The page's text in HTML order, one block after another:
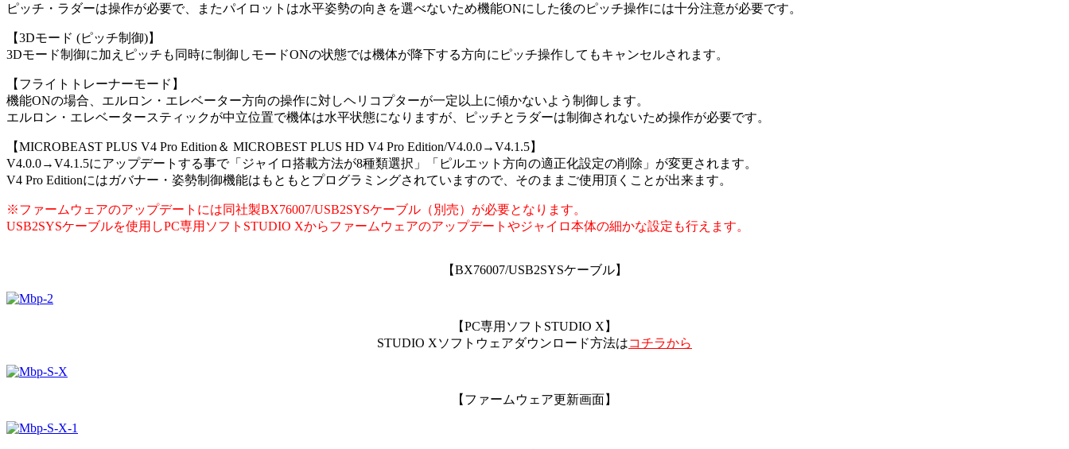
ピッチ・ラダーは操作が必要で、またパイロットは水平姿勢の向きを選べないため機能ONにした後のピッチ操作には十分注意が必要です。
【3Dモード (ピッチ制御)】
3Dモード制御に加えピッチも同時に制御しモードONの状態では機体が降下する方向にピッチ操作してもキャンセルされます。
【フライトトレーナーモード】
機能ONの場合、エルロン・エレベーター方向の操作に対しヘリコプターが一定以上に傾かないよう制御します。
エルロン・エレベータースティックが中立位置で機体は水平状態になりますが、ピッチとラダーは制御されないため操作が必要です。
【MICROBEAST PLUS V4 Pro Edition＆ MICROBEST PLUS HD V4 Pro Edition/V4.0.0→V4.1.5】
V4.0.0→V4.1.5にアップデートする事で「ジャイロ搭載方法が8種類選択」「ピルエット方向の適正化設定の削除」が変更されます。
V4 Pro Editionにはガバナー・姿勢制御機能はもともとプログラミングされていますので、そのままご使用頂くことが出来ます。
※ファームウェアのアップデートには同社製BX76007/USB2SYSケーブル（別売）が必要となります。
USB2SYSケーブルを使用しPC専用ソフトSTUDIO Xからファームウェアのアップデートやジャイロ本体の細かな設定も行えます。
【BX76007/USB2SYSケーブル】
【PC専用ソフトSTUDIO X】
STUDIO Xソフトウェアダウンロード方法はコチラから
【ファームウェア更新画面】